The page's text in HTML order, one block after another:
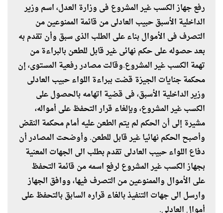
رفع جهاز الكسب غير المشروع فى وزارة العدل، اسم وزير
الداخلية الأسبق حبيب العادلى من قائمة الممنوعين من
التصرف فى الأموال بناء على الطلب الذى سبق وأن تقدم به
بعد حصوله على حكم نهائى غير قابل للطعن بالبراءة من
تهمة الكسب غير المشروع.وقالت مصادر رفعية المستوى، إن
محكمة جنايات الجيزة قضت ببراءة اللواء حبيب العادلى
وزير الداخلية الأسبق، فى قضية اتهامه بالحصول على
الكسب غير المشروع، وبإلغاء قرار التحفظ على أمواله،
مشيرة إلى أن الحكم لم يتم الطعن عليه أمام محكمة النقض
وأصبح الحكم نهائيا غير قابل للطعن. وأوضحت المصادر أن
دفاع اللواء حبيب العادلى تقدم بطلب الى الجهات المعنية
بجهاز الكسب غير المشروع لرفع اسمه من قائمة التحفظ
على الأموال والممنوعين من التصرف فيها، ووافق الجهاز
وارسل الى جهات التنفيذ بالغاء قراره السابق بالتحفظ على
أموال العادلى.